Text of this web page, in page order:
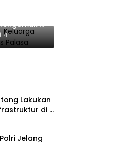
Lamban,
di
4
Lakukan
di 3
Jelang